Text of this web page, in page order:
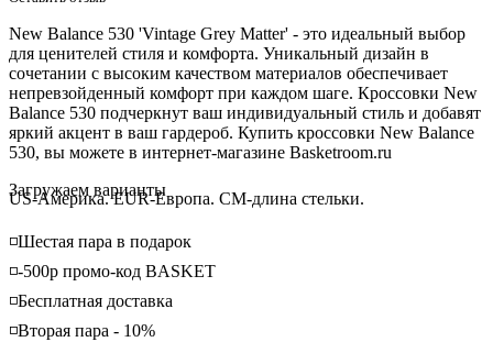
New Balance 530 'Vintage Grey Matter' - это идеальный выбор
для ценителей стиля и комфорта. Уникальный дизайн в
сочетании с высоким качеством материалов обеспечивает
непревзойденный комфорт при каждом шаге. Кроссовки New
Balance 530 подчеркнут ваш индивидуальный стиль и добавят
яркий акцент в ваш гардероб. Купить кроссовки New Balance
530, вы можете в интернет-магазине Basketroom.ru
Loading...
Загружаем варианты
US-Америка. EUR-Европа. CM-длина стельки.
◽️Шестая пара в подарок
◽️-500р промо-код BASKET
◽️Бесплатная доставка
◽️Вторая пара - 10%